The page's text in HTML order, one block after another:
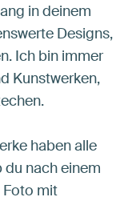
in deinem
Designs,
Ich bin immer
Kunstwerken,
haben alle
du nach einem
Foto mit